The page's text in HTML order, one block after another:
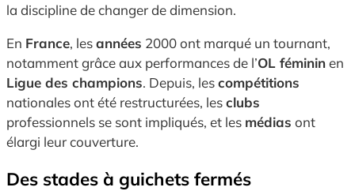
la discipline de changer de dimension.
En France, lesannées 2000 ont marqué un tournant,
notamment grâce aux performances de l’OL fémininen
Ligue des champions. Depuis, lescompétitions
nationales ont été restructurées, lesclubs
professionnels se sont impliqués, et les médias ont
élargi leur couverture.
Des stades à guichets fermés